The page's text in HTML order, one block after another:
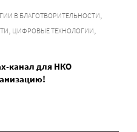
В БЛАГОТВОРИТЕЛЬНОСТИ
ЦИФРОВЫЕ ТЕХНОЛОГИИ
канал для НКО